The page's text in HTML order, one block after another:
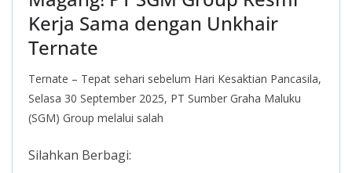
Kerja Sama dengan Unkhair
Ternate
Ternate – Tepat sehari sebelum Hari Kesaktian Pancasila,
Selasa 30 September 2025, PT Sumber Graha Maluku
(SGM) Group melalui salah
Silahkan Berbagi: